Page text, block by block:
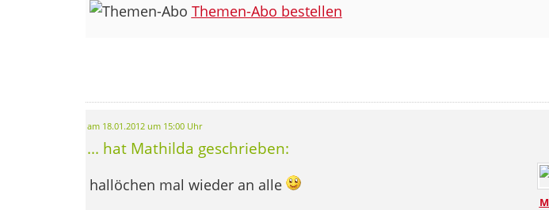
Themen-Abo bestellen
am 18.01.2012 um 15:00 Uhr
... hat Mathilda geschrieben:
hallöchen mal wieder an alle